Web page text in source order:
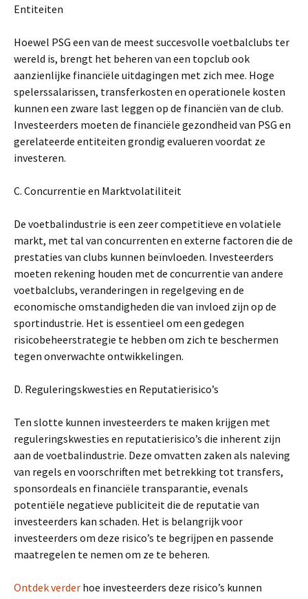
Entiteiten
Hoewel PSG een van de meest succesvolle voetbalclubs ter
wereld is, brengt het beheren van een topclub ook
aanzienlijke financiële uitdagingen met zich mee. Hoge
spelerssalarissen, transferkosten en operationele kosten
kunnen een zware last leggen op de financiën van de club.
Investeerders moeten de financiële gezondheid van PSG en
gerelateerde entiteiten grondig evalueren voordat ze
investeren.
C. Concurrentie en Marktvolatiliteit
De voetbalindustrie is een zeer competitieve en volatiele
markt, met tal van concurrenten en externe factoren die de
prestaties van clubs kunnen beïnvloeden. Investeerders
moeten rekening houden met de concurrentie van andere
voetbalclubs, veranderingen in regelgeving en de
economische omstandigheden die van invloed zijn op de
sportindustrie. Het is essentieel om een gedegen
risicobeheerstrategie te hebben om zich te beschermen
tegen onverwachte ontwikkelingen.
D. Reguleringskwesties en Reputatierisico’s
Ten slotte kunnen investeerders te maken krijgen met
reguleringskwesties en reputatierisico’s die inherent zijn
aan de voetbalindustrie. Deze omvatten zaken als naleving
van regels en voorschriften met betrekking tot transfers,
sponsordeals en financiële transparantie, evenals
potentiële negatieve publiciteit die de reputatie van
investeerders kan schaden. Het is belangrijk voor
investeerders om deze risico’s te begrijpen en passende
maatregelen te nemen om ze te beheren.
Ontdek verder hoe investeerders deze risico’s kunnen